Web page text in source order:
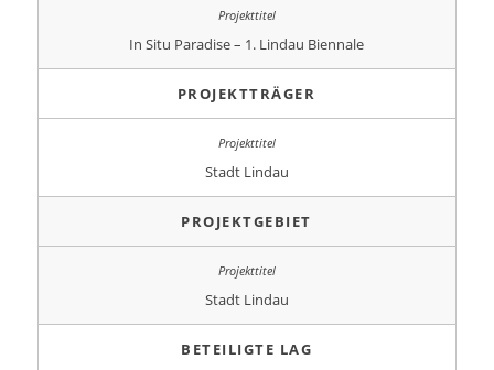
In Situ Paradise – 1. Lindau Biennale
PROJEKTTRÄGER
Stadt Lindau
PROJEKTGEBIET
Stadt Lindau
BETEILIGTE LAG